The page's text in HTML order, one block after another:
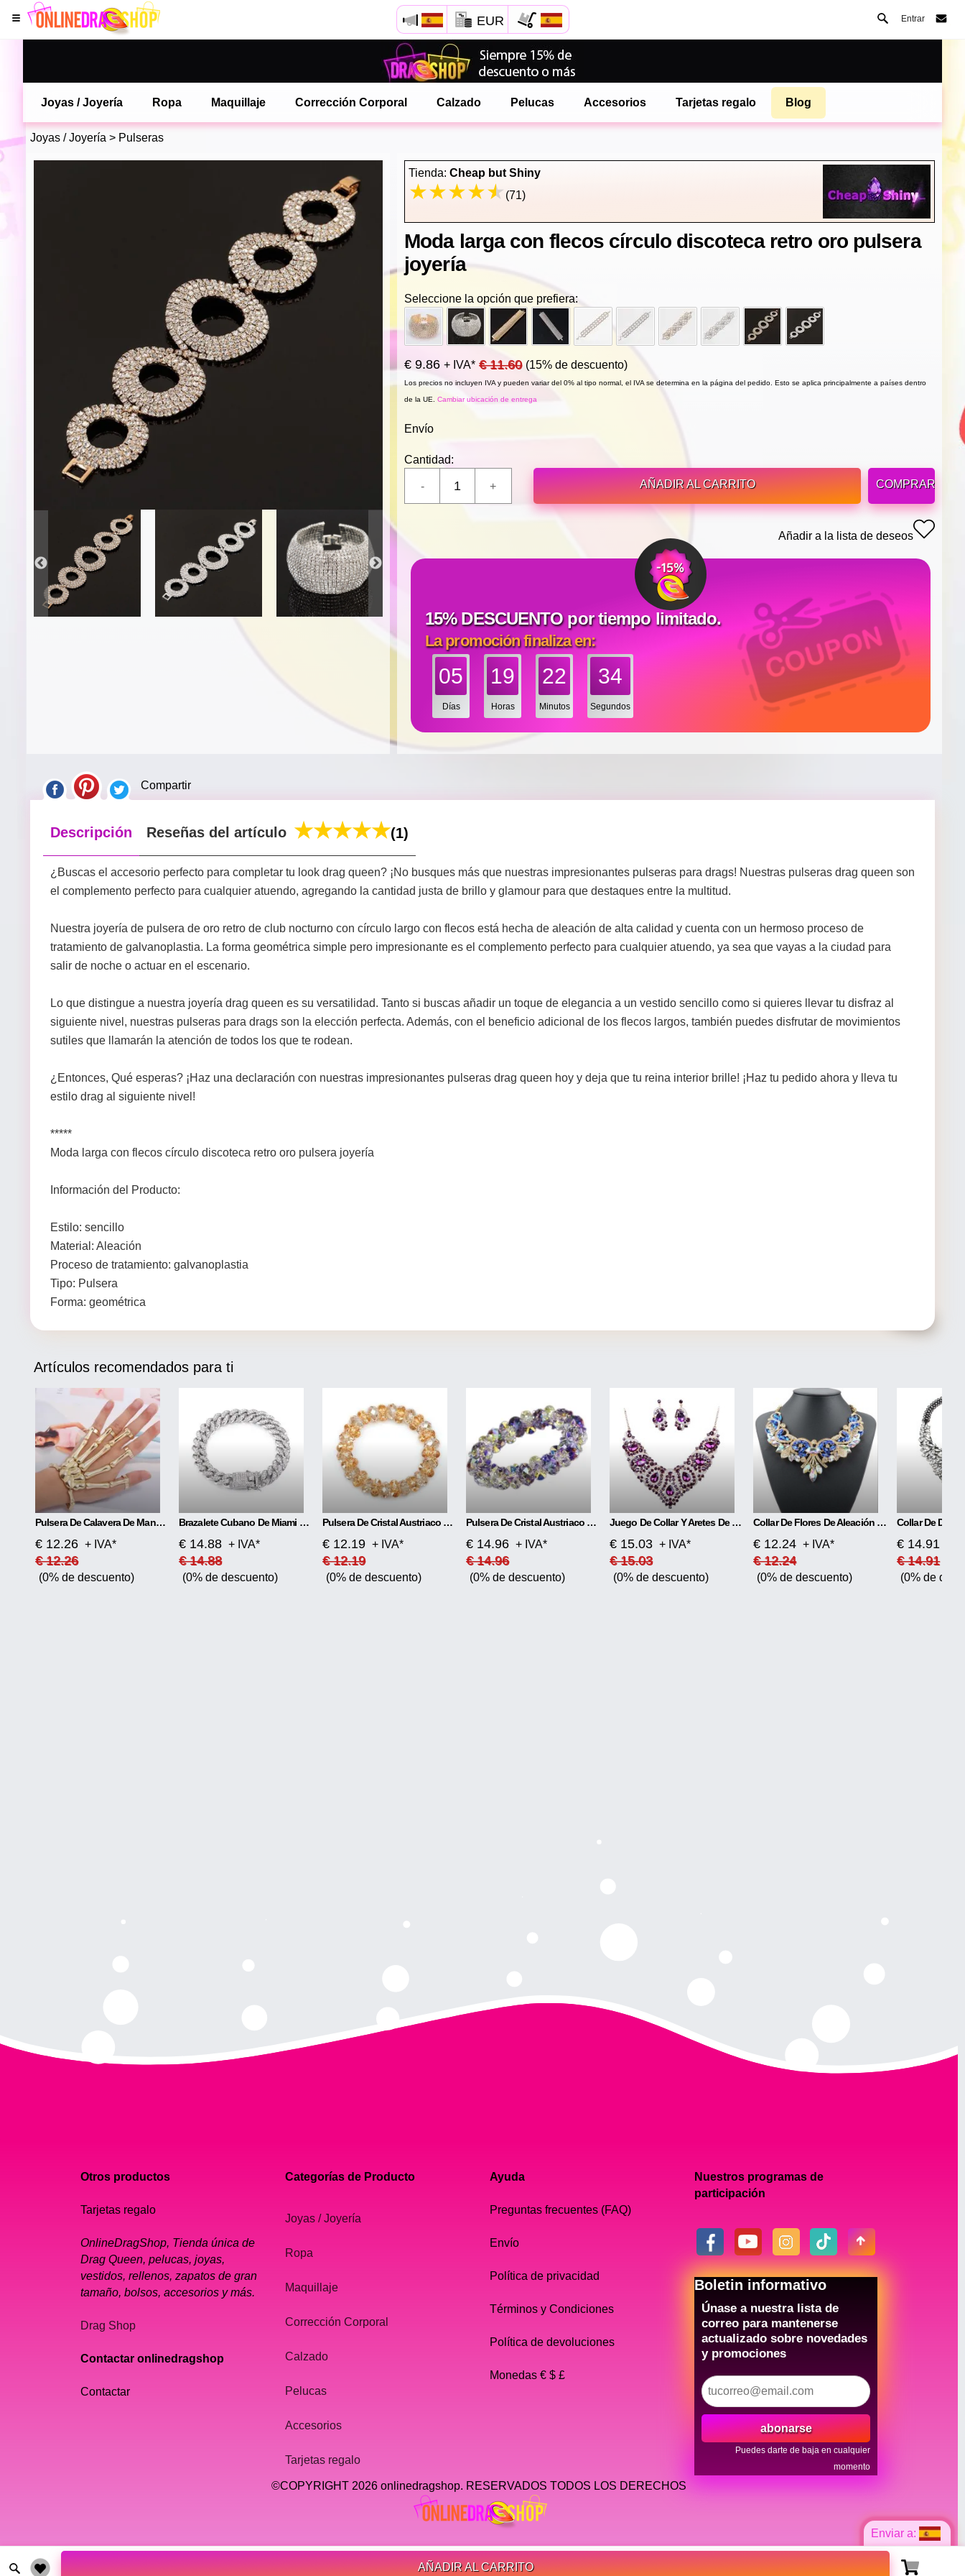
Enviar a:
AÑADIR AL CARRITO
EUR Entrar
Joyas / Joyería Ropa Maquillaje Corrección Corporal Calzado Pelucas Accesorios Tarjetas regalo Blog
Joyas / Joyería > Pulseras
Tienda: Cheap but Shiny
(71)
Moda larga con flecos círculo discoteca retro oro pulsera
joyería
Seleccione la opción que prefiera:
€ 9.86 + IVA* € 11.60 (15% de descuento)
Los precios no incluyen IVA y pueden variar del 0% al tipo normal, el IVA se determina en la página del pedido. Esto se aplica principalmente a países dentro
de la UE. Cambiar ubicación de entrega
Envío
Cantidad:
AÑADIR AL CARRITO
COMPRAR
Añadir a la lista de deseos
15% DESCUENTO por tiempo limitado.
La promoción finaliza en:
05
Días
19
Horas
22
Minutos
32
Segundos
Compartir
Descripción Reseñas del artículo (1)
¿Buscas el accesorio perfecto para completar tu look drag queen? ¡No busques más que nuestras impresionantes pulseras para drags! Nuestras pulseras drag queen son
el complemento perfecto para cualquier atuendo, agregando la cantidad justa de brillo y glamour para que destaques entre la multitud.
Nuestra joyería de pulsera de oro retro de club nocturno con círculo largo con flecos está hecha de aleación de alta calidad y cuenta con un hermoso proceso de
tratamiento de galvanoplastia. La forma geométrica simple pero impresionante es el complemento perfecto para cualquier atuendo, ya sea que vayas a la ciudad para
salir de noche o actuar en el escenario.
Lo que distingue a nuestra joyería drag queen es su versatilidad. Tanto si buscas añadir un toque de elegancia a un vestido sencillo como si quieres llevar tu disfraz al
siguiente nivel, nuestras pulseras para drags son la elección perfecta. Además, con el beneficio adicional de los flecos largos, también puedes disfrutar de movimientos
sutiles que llamarán la atención de todos los que te rodean.
¿Entonces, Qué esperas? ¡Haz una declaración con nuestras impresionantes pulseras drag queen hoy y deja que tu reina interior brille! ¡Haz tu pedido ahora y lleva tu
estilo drag al siguiente nivel!
*****
Moda larga con flecos círculo discoteca retro oro pulsera joyería
Información del Producto:
Estilo: sencillo
Material: Aleación
Proceso de tratamiento: galvanoplastia
Tipo: Pulsera
Forma: geométrica
Artículos recomendados para ti
Pulsera De Calavera De Mano Fantasma De Doble Dedo Con Textura De Metal Exagerada Punk
€ 12.26 + IVA*
€ 12.26
(0% de descuento)
Brazalete Cubano De Miami Con Diamantes Completos, Brazalete Con Cierre De Mariposa
€ 14.88 + IVA*
€ 14.88
(0% de descuento)
Pulsera De Cristal Austriaco De Moda De Lujo
€ 12.19 + IVA*
€ 12.19
(0% de descuento)
Pulsera De Cristal Austriaco Blanco Colorido De Lujo
€ 14.96 + IVA*
€ 14.96
(0% de descuento)
Juego De Collar Y Aretes De Novia Coloridos
€ 15.03 + IVA*
€ 15.03
(0% de descuento)
Collar De Flores De Aleación De Diamantes
€ 12.24 + IVA*
€ 12.24
(0% de descuento)
€ 14.91
€ 14.91
(0% de
Abre tu menú de Safari.
o toque el botón de safari como se muestra a la izquierda
y toca AÑADIR A LA PANTALLA DE INICIO
Otros productos
Tarjetas regalo
OnlineDragShop, Tienda única de
Drag Queen, pelucas, joyas,
vestidos, rellenos, zapatos de gran
tamaño, bolsos, accesorios y más.
Drag Shop
Contactar onlinedragshop
Contactar
Categorías de Producto
Joyas / Joyería
Ropa
Maquillaje
Corrección Corporal
Calzado
Pelucas
Accesorios
Tarjetas regalo
Ayuda
Preguntas frecuentes (FAQ)
Envío
Política de privacidad
Términos y Condiciones
Política de devoluciones
Monedas € $ £
Nuestros programas de
participación
Boletin informativo
Únase a nuestra lista de
correo para mantenerse
actualizado sobre novedades
y promociones
abonarse
Puedes darte de baja en cualquier
momento
©COPYRIGHT 2026 onlinedragshop. RESERVADOS TODOS LOS DERECHOS